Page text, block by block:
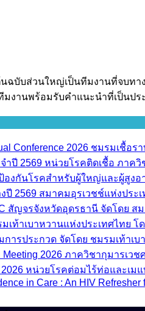
นฉบับส่วนใหญ่เป็นทีมงานที่จบท
มงานพร้อมรับคำแนะนำที่เป็นปร
Conference 2026 ชมรมเชื้อ
ำปี 2569 หน่วยโรคติดเชื้อ ภา
งกันโรคสำหรับผู้ใหญ่และผู้สูงอ
ปี 2569 สมาคมอุรเวชช์แห่งประ
สัญจรจังหวัดอุดรธานี จัดโดย ส
เท้าเบาหวานแห่งประเทศไทย โ
ารประกวด จัดโดย ชมรมเท้าเบ
Meeting 2026 ภาควิชากุมารเ
2026 หน่วยโรคต่อมไร้ท่อและเ
in Care : An HIV Refresher